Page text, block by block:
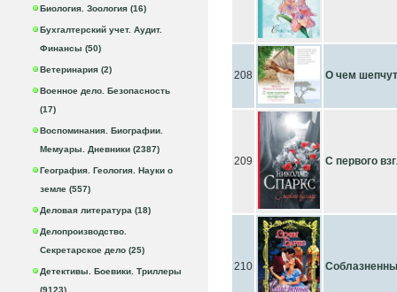
Биология. Зоология (16)
Бухгалтерский учет. Аудит.
Финансы (50)
Ветеринария (2)
Военное дело. Безопасность
(17)
Воспоминания. Биографии.
Мемуары. Дневники (2387)
География. Геология. Науки о
земле (557)
Деловая литература (18)
Делопроизводство.
Секретарское дело (25)
Детективы. Боевики. Триллеры
(9123)
208 О чем
209 С первого
210